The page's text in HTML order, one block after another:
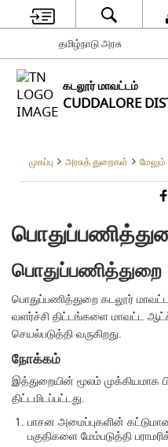
தமிழ்நாடு அரசு
கடலூர் மாவட்டம்
CUDDALORE
முகப்பு அரசுத் துறைகள்
பொதுப்பணித்துறை
பொதுப்பணித்துறை கடலூர்
வளர்ச்சி திட்டங்களை மாவட்ட
செயல்படுத்தி வருகிறது.
நோக்கம்
இத்துறையின் மூலம்
திட்டமிடப்பட்டது.
பாசன அமைப்புகளின்
பகுதிகளை மேம்படுத்தி